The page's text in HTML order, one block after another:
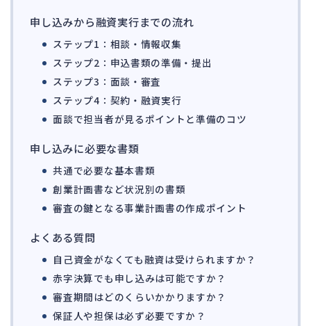
債権者対応 19
換価・競売 54
申し込みから融資実行までの流れ
ステップ1：相談・情報収集
ステップ2：申込書類の準備・提出
ステップ3：面談・審査
ステップ4：契約・融資実行
面談で担当者が見るポイントと準備のコツ
申し込みに必要な書類
共通で必要な基本書類
創業計画書など状況別の書類
審査の鍵となる事業計画書の作成ポイント
よくある質問
自己資金がなくても融資は受けられますか？
赤字決算でも申し込みは可能ですか？
審査期間はどのくらいかかりますか？
保証人や担保は必ず必要ですか？